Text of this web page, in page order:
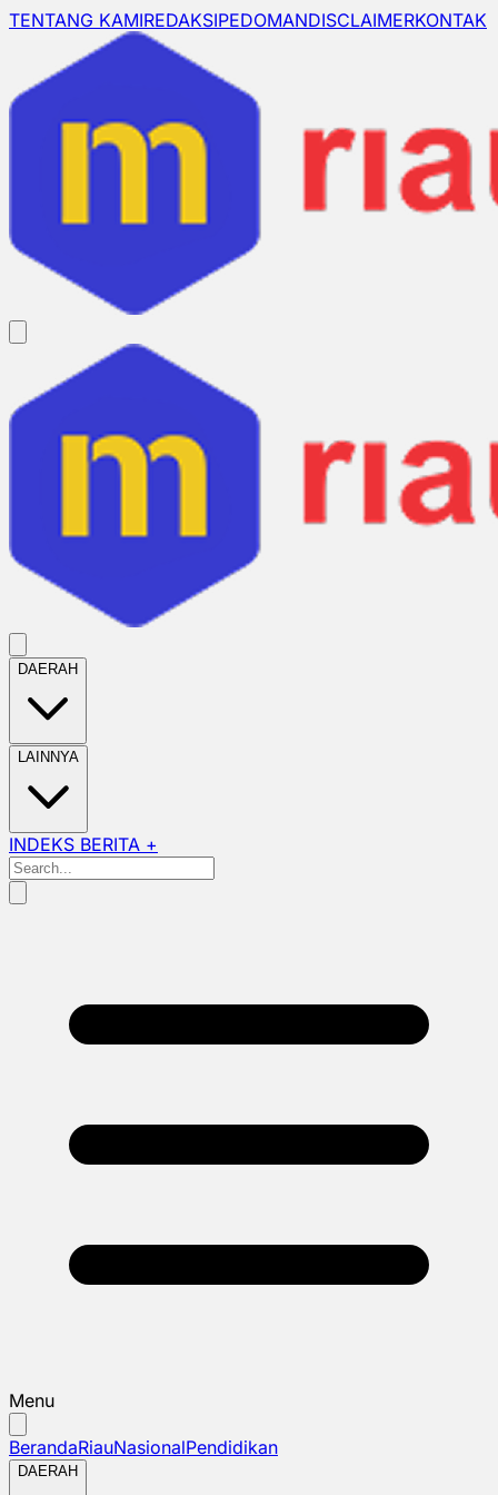
TENTANG KAMIREDAKSIPEDOMANDISCLAIMERKONTAK
DAERAH
LAINNYA
INDEKS BERITA +
Menu
BerandaRiauNasionalPendidikan
DAERAH